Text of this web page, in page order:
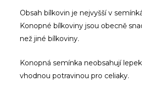
Obsah bílkovin je nejvyšší v
Konopné bílkoviny jsou obecně
než jiné bílkoviny.
Konopná semínka neobsahují
vhodnou potravinou pro celiaky.